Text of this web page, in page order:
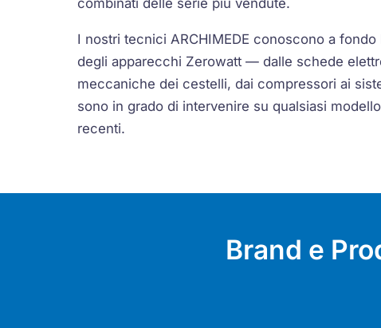
combinati delle serie più vendute.
I nostri tecnici ARCHIMEDE conoscono a
degli apparecchi Zerowatt — dalle schede
meccaniche dei cestelli, dai compressori ai
sono in grado di intervenire su qualsiasi
recenti.
Brand e